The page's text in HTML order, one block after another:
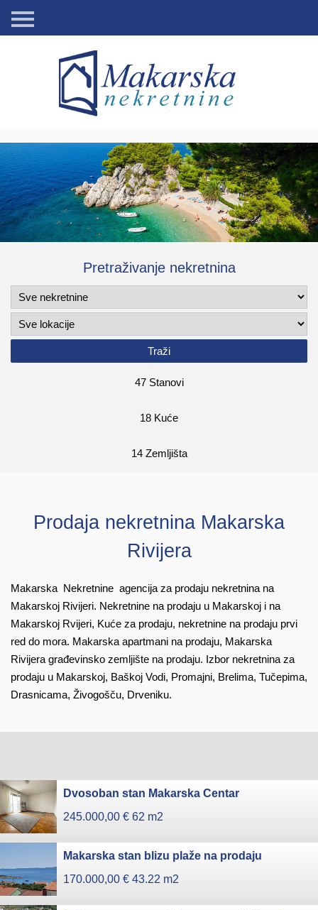
Naslovnica
Kuće
Zemljišta
Kontakt
nama
Foto
galerija
makarska.nekretnine@gmail.com
Pretraživanje nekretnina
47 Stanovi
18 Kuće
14 Zemljišta
Prodaja nekretnina Makarska
Rivijera
Makarska Nekretnine agencija za prodaju nekretnina na
Makarskoj Rivijeri. Nekretnine na prodaju u Makarskoj i na
Makarskoj Rvijeri, Kuće za prodaju, nekretnine na prodaju prvi
red do mora. Makarska apartmani na prodaju, Makarska
Rivijera građevinsko zemljište na prodaju. Izbor nekretnina za
prodaju u Makarskoj, Baškoj Vodi, Promajni, Brelima, Tučepima,
Drasnicama, Živogošču, Drveniku.
Dvosoban stan Makarska Centar
245.000,00 € 62 m2
Makarska stan blizu plaže na prodaju
170.000,00 € 43.22 m2